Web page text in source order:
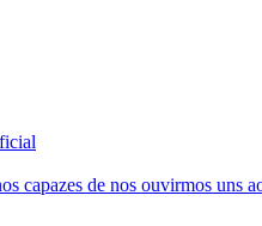
capazes de nos ouvirmos uns